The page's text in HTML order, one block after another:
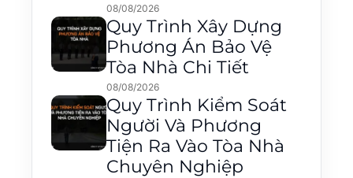
08/08/2026
Quy Trình Xây Dựng
Phương Án Bảo Vệ
Tòa Nhà Chi Tiết
08/08/2026
Quy Trình Kiểm Soát
Người Và Phương
Tiện Ra Vào Tòa Nhà
Chuyên Nghiệp